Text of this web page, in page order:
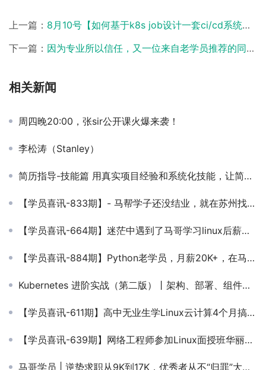
上一篇： 8月10号【如何基于k8s job设计一套ci/cd系统】公开课，记得来看
下一篇： 因为专业所以信任，又一位来自老学员推荐的同学进班
相关新闻
周四晚20:00，张sir公开课火爆来袭！
李松涛（Stanley）
简历指导-技能篇 用真实项目经验和系统化技能，让简历自带竞争力！
【学员喜讯-833期】- 马帮学子还没结业，就在苏州找到了16K的工作！
【学员喜讯-664期】迷茫中遇到了马哥学习linux后薪资成功比一年前增涨了一倍
【学员喜讯-884期】Python老学员，月薪20K+，在马哥教育学到了真正的技术，跳槽加薪才更有优势！
Kubernetes 进阶实战（第二版）丨架构、部署、组件原理、配置实战一次通关！
【学员喜讯-611期】高中无业生学Linux云计算4个月搞定年薪13万
【学员喜讯-639期】网络工程师参加Linux面授班华丽转型云计算运维工程师
马哥学员 | 逆势求职从9K到17K，优秀者从不“归罪”大环境！